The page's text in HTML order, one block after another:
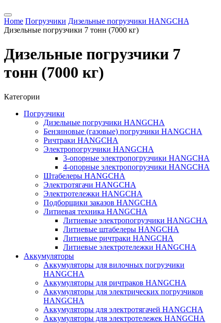
Home Погрузчики Дизельные погрузчики HANGCHA
Дизельные погрузчики 7 тонн (7000 кг)
Дизельные погрузчики 7
тонн (7000 кг)
Категории
Погрузчики
Дизельные погрузчики HANGCHA
Бензиновые (газовые) погрузчики HANGCHA
Ричтраки HANGCHA
Электропогрузчики HANGCHA
3-опорные электропогрузчики HANGCHA
4-опорные электропогрузчики HANGCHA
Штабелеры HANGCHA
Электротягачи HANGCHA
Электротележки HANGCHA
Подборщики заказов HANGCHA
Литиевая техника HANGCHA
Литиевые электропогрузчики HANGCHA
Литиевые штабелеры HANGCHA
Литиевые ричтраки HANGCHA
Литиевые электротележки HANGCHA
Аккумуляторы
Аккумуляторы для вилочных погрузчики
HANGCHA
Аккумуляторы для ричтраков HANGCHA
Аккумуляторы для электрических погрузчиков
HANGCHA
Аккумуляторы для электротягачей HANGCHA
Аккумуляторы для электротележек HANGCHA